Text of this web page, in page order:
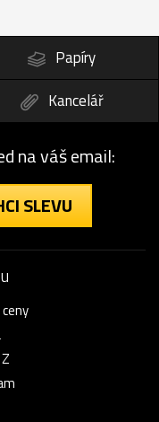
Papíry
Kancelář
na váš email:
SLEVU